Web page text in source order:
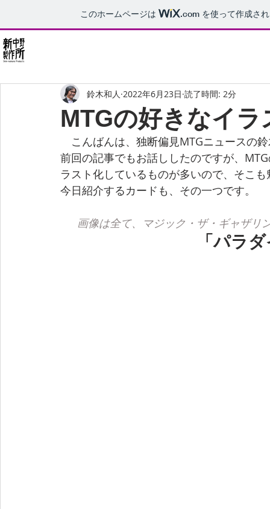
このホームページは .com を使って作成さ
MTGの好きなイラ
鈴木和人 2022年6月23日 読了時間: 2分
こんばんは、独断偏見MTGニュースの
前回の記事でもお話ししたのですが、
ラスト化しているものが多いので、そこ
今日紹介するカードも、その一つです。
画像は全て、マジック・ザ・ギャザリ
「パラ